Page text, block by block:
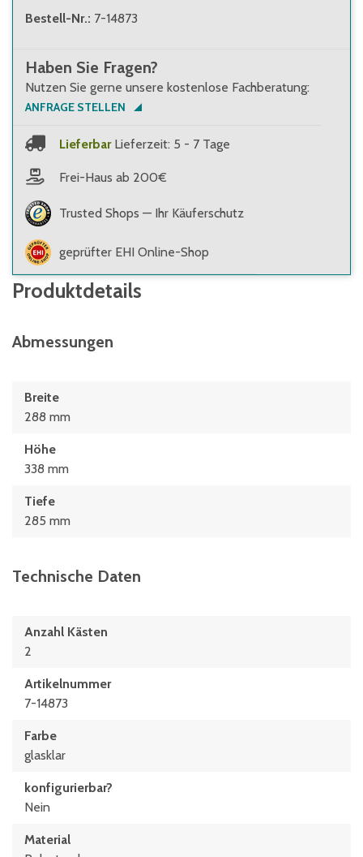
Bestell-Nr.: 7-14873
Haben Sie Fragen?
Nutzen Sie gerne unsere kostenlose Fachberatung:
ANFRAGE STELLEN
Lieferbar Lieferzeit: 5 - 7 Tage
Frei-Haus ab 200€
Trusted Shops — Ihr Käuferschutz
geprüfter EHI Online-Shop
Produktdetails
Abmessungen
Breite
288 mm
Höhe
338 mm
Tiefe
285 mm
Technische Daten
Anzahl Kästen
2
Artikelnummer
7-14873
Farbe
glasklar
konfigurierbar?
Nein
Material